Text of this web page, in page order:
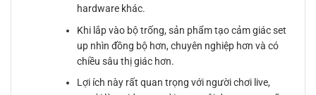
hardware khác.
Khi lắp vào bộ trống, sản phẩm tạo cảm giác set
up nhìn đồng bộ hơn, chuyên nghiệp hơn và có
chiều sâu thị giác hơn.
Lợi ích này rất quan trọng với người chơi live,